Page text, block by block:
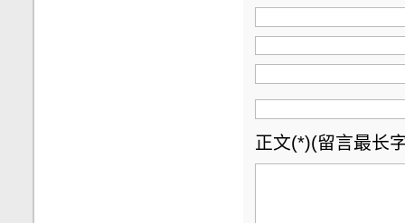
正文(*)(留言最长